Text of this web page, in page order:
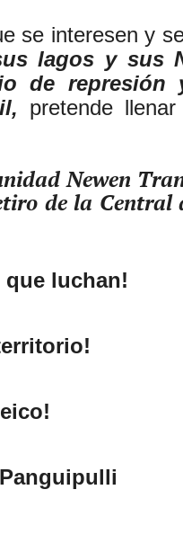
se interesen y
lagos y sus
de represión
pretende
Newen
de la Central
que luchan!